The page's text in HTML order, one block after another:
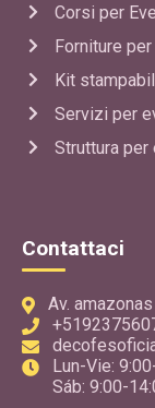
Corsi per
Forniture
Kit
Servizi per
Struttura per
Contattaci
Av.
Lun-Vie:
Sáb: 9:00-